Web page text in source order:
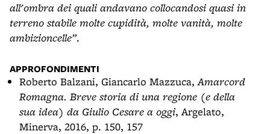
all'ombra dei quali andavano collocandosi quasi in
terreno stabile molte cupidità, molte vanità, molte
ambizioncelle”.
APPROFONDIMENTI
Roberto Balzani, Giancarlo Mazzuca,Amarcord
Romagna. Breve storia di una regione (e della
sua idea) da Giulio Cesare a oggi, Argelato,
Minerva, 2016, p. 150, 157